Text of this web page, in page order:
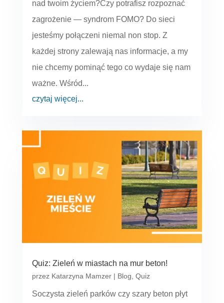
nad twoim życiem?Czy potrafisz rozpoznać
zagrożenie — syndrom FOMO? Do sieci
jesteśmy połączeni niemal non stop. Z
każdej strony zalewają nas informacje, a my
nie chcemy pominąć tego co wydaje się nam
ważne. Wśród...
czytaj więcej...
Quiz: Zieleń w miastach na mur beton!
przez Katarzyna Mamzer| Blog, Quiz
Soczysta zieleń parków czy szary beton płyt